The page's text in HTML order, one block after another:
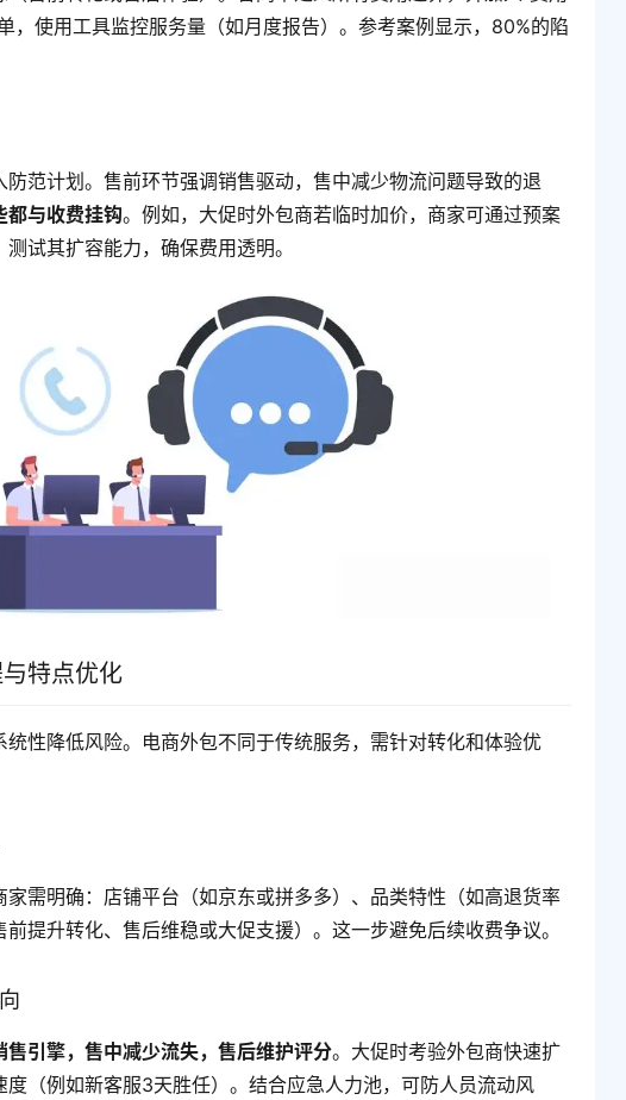
，使用工具监控服务量（如月度报告）。参考案例显示，80%的陷
范计划。售前环节强调销售驱动，售中减少物流问题导致的退
都与收费挂钩。例如，大促时外包商若临时加价，商家可通过预案
试其扩容能力，确保费用透明。
特点优化
性降低风险。电商外包不同于传统服务，需针对转化和体验优
家需明确：店铺平台（如京东或拼多多）、品类特性（如高退货率
提升转化、售后维稳或大促支援）。这一步避免后续收费争议。
售引擎，售中减少流失，售后维护评分。大促时考验外包商快速扩
（例如新客服3天胜任）。结合应急人力池，可防人员流动风